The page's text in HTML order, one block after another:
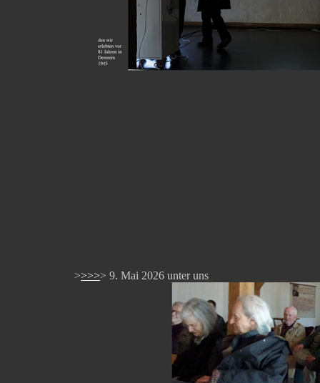
>>>>> 9. Mai 2026 unter uns